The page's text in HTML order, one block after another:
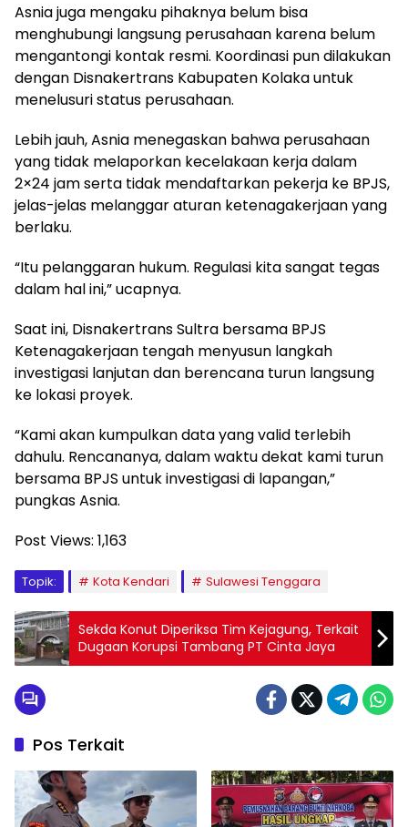
Asnia juga mengaku pihaknya belum bisa
menghubungi langsung perusahaan karena belum
mengantongi kontak resmi. Koordinasi pun dilakukan
dengan Disnakertrans Kabupaten Kolaka untuk
menelusuri status perusahaan.
Lebih jauh, Asnia menegaskan bahwa perusahaan
yang tidak melaporkan kecelakaan kerja dalam
2×24 jam serta tidak mendaftarkan pekerja ke BPJS,
jelas-jelas melanggar aturan ketenagakerjaan yang
berlaku.
“Itu pelanggaran hukum. Regulasi kita sangat tegas
dalam hal ini,” ucapnya.
Saat ini, Disnakertrans Sultra bersama BPJS
Ketenagakerjaan tengah menyusun langkah
investigasi lanjutan dan berencana turun langsung
ke lokasi proyek.
“Kami akan kumpulkan data yang valid terlebih
dahulu. Rencananya, dalam waktu dekat kami turun
bersama BPJS untuk investigasi di lapangan,”
pungkas Asnia.
Post Views: 1,163
Topik: Kota Kendari Sulawesi Tenggara
Sekda Konut Diperiksa Tim Kejagung, Terkait
Dugaan Korupsi Tambang PT Cinta Jaya
Pos Terkait